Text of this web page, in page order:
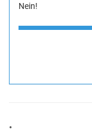
Nein!
•